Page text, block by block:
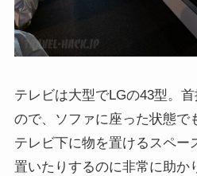
テレビは大型でLGの43型。
ので、ソファに座った状態で
テレビ下に物を置けるスペー
置いたりするのに非常に助か